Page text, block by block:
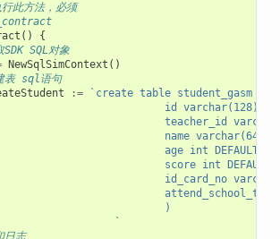
此方法，必须
()
{
SQL对象
NewSqlSimContext ()
sql语句
:=
`create table student_gasm (
id varchar(128)
teacher_id
name varchar(64)
					age int DEFAULT 0,
score int DEFAULT
id_card_no
					)
				`
志